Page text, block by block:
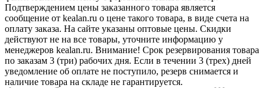
Подтверждением цены заказанного товара является
сообщение от kealan.ru о цене такого товара, в виде счета на
оплату заказа. На сайте указаны оптовые цены. Скидки
действуют не на все товары, уточните информацию у
менеджеров kealan.ru. Внимание! Срок резервирования товара
по заказам 3 (три) рабочих дня. Если в течении 3 (трех) дней
уведомление об оплате не поступило, резерв снимается и
наличие товара на складе не гарантируется.